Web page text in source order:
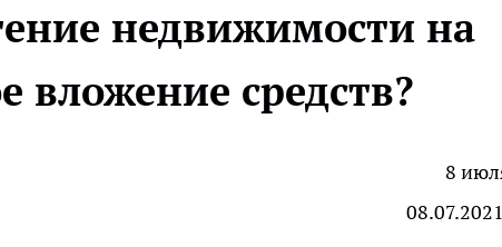
недвижимости на
вложение средств?
8